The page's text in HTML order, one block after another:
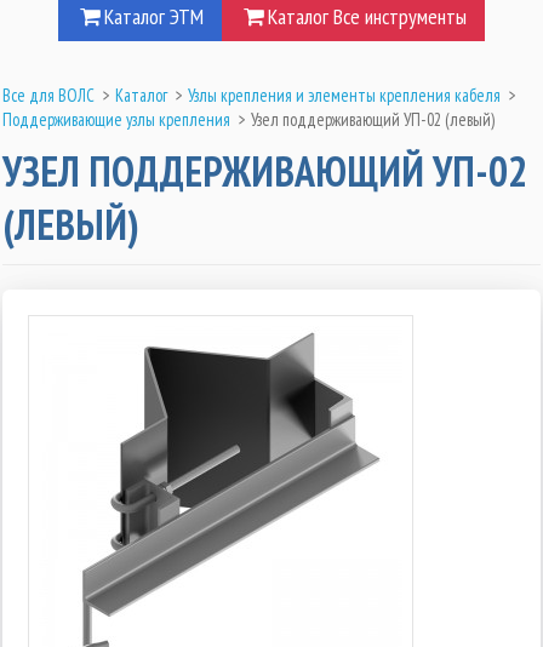
Каталог ЭТМ Каталог Все инструменты
Все для ВОЛС > Каталог > Узлы крепления и элементы крепления кабеля >
Поддерживающие узлы крепления > Узел поддерживающий УП-02 (левый)
УЗЕЛ ПОДДЕРЖИВАЮЩИЙ УП-02
(ЛЕВЫЙ)